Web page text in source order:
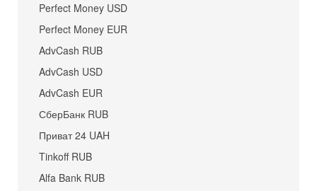
Perfect Money USD
Perfect Money EUR
AdvCash RUB
AdvCash USD
AdvCash EUR
СберБанк RUB
Приват 24 UAH
Tinkoff RUB
Alfa Bank RUB